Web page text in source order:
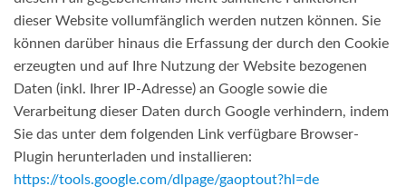
dieser Website vollumfänglich werden nutzen können. Sie
können darüber hinaus die Erfassung der durch den Cookie
erzeugten und auf Ihre Nutzung der Website bezogenen
Daten (inkl. Ihrer IP-Adresse) an Google sowie die
Verarbeitung dieser Daten durch Google verhindern, indem
Sie das unter dem folgenden Link verfügbare Browser-
Plugin herunterladen und installieren:
https://tools.google.com/dlpage/gaoptout?hl=de